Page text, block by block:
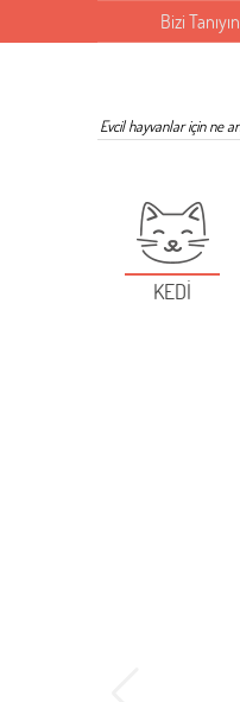
Bizi Tanıyın
KEDİ